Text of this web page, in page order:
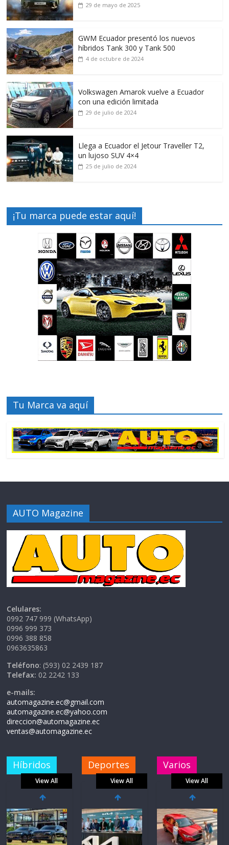
29 de mayo de 2025
GWM Ecuador presentó los nuevos
híbridos Tank 300 y Tank 500
4 de octubre de 2024
Volkswagen Amarok vuelve a Ecuador
con una edición limitada
29 de julio de 2024
Llega a Ecuador el Jetour Traveller T2,
un lujoso SUV 4×4
25 de julio de 2024
¡Tu marca puede estar aquí!
Tu Marca va aquí
AUTO Magazine
Celulares:
0992 747 999 (WhatsApp)
0996 999 373
0996 388 858
0963635863
Teléfono: (593) 02 2439 187
Telefax: 02 2242 133
e-mails:
automagazine.ec@gmail.com
automagazine.ec@yahoo.com
direccion@automagazine.ec
ventas@automagazine.ec
Híbridos
View All
Deportes
View All
Varios
View All